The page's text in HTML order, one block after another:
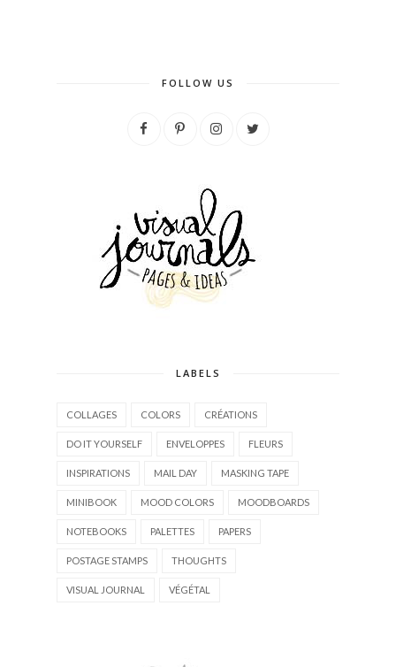
FOLLOW US
LABELS
COLLAGES COLORS CRÉATIONS
DO IT YOURSELF ENVELOPPES FLEURS
INSPIRATIONS MAIL DAY MASKING TAPE
MINIBOOK MOOD COLORS MOODBOARDS
NOTEBOOKS PALETTES PAPERS
POSTAGE STAMPS THOUGHTS
VISUAL JOURNAL VÉGÉTAL